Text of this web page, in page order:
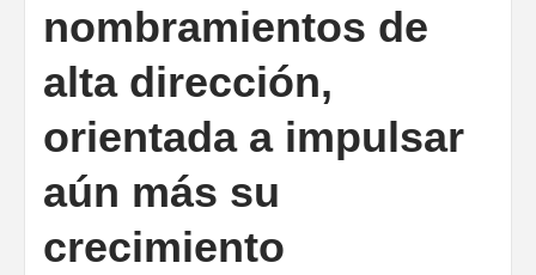
nombramientos de
alta dirección,
orientada a impulsar
aún más su
crecimiento